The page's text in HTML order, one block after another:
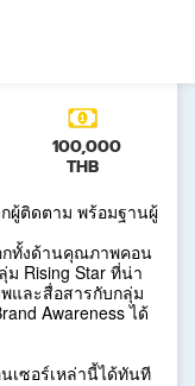
กวันเงินเข้าได้ที่นี่
100,000
THB
ผู้ติดตาม พร้อมฐานผู้
กทั้งด้านคุณภาพคอน
Rising Star ที่น่า
และสื่อสารกับกลุ่ม
Awareness ได้
เซอร์เหล่านี้ได้ทันที